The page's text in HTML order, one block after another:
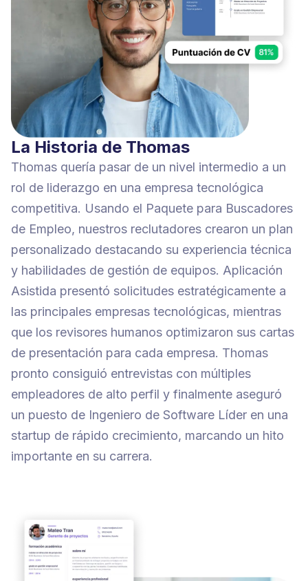
La Historia de Thomas
Thomas quería pasar de un nivel intermedio a un
rol de liderazgo en una empresa tecnológica
competitiva. Usando el Paquete para Buscadores
de Empleo, nuestros reclutadores crearon un plan
personalizado destacando su experiencia técnica
y habilidades de gestión de equipos. Aplicación
Asistida presentó solicitudes estratégicamente a
las principales empresas tecnológicas, mientras
que los revisores humanos optimizaron sus cartas
de presentación para cada empresa. Thomas
pronto consiguió entrevistas con múltiples
empleadores de alto perfil y finalmente aseguró
un puesto de Ingeniero de Software Líder en una
startup de rápido crecimiento, marcando un hito
importante en su carrera.